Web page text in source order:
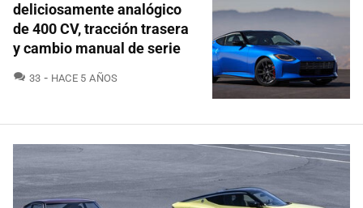
deliciosamente analógico
de 400 CV, tracción trasera
y cambio manual de serie
33 COMENTARIOS
HACE 5 AÑOS